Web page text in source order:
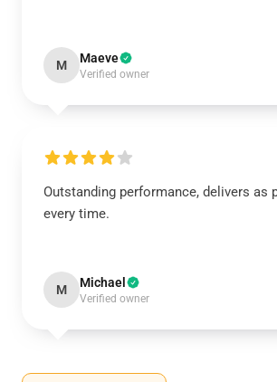
M Maeve
Verified owner
Outstanding performance, delivers as
every time.
M Michael
Verified owner